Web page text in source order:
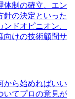
体制の確立、エン
針の決定といった
ドオピニオン、
向けの技術顧問サ
から始めればいい
いてプロの意見が